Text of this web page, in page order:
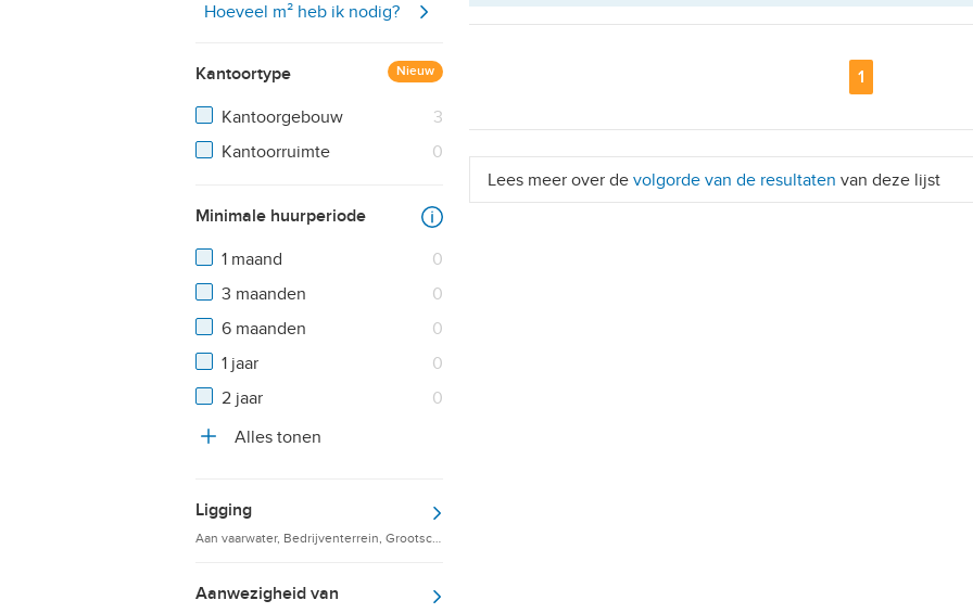
Hoeveel m² heb ik nodig?
Kantoortype Nieuw
Kantoorgebouw 3
Resultaten
Kantoorruimte 0
Resultaten
Minimale huurperiode
1 maand
0
3 maanden
0
6 maanden
0
1 jaar
0
2 jaar
0
Alles tonen
Ligging
Aan vaarwater, Bedrijventerrein, Grootschalige detailhandelsvestigingen
Aanwezigheid van
Pagina
1
Lees meer over de volgorde van de resultaten van deze lijst